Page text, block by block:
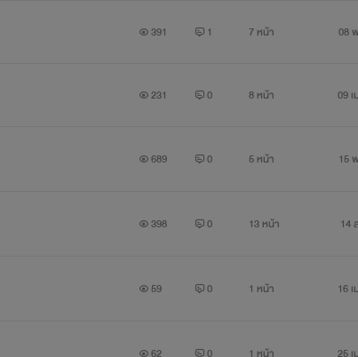
391 1 7 หน้า 08
231 0 8 หน้า 09
689 0 5 หน้า 15
398 0 13 หน้า 14
59 0 1 หน้า 16
62 0 1 หน้า 25